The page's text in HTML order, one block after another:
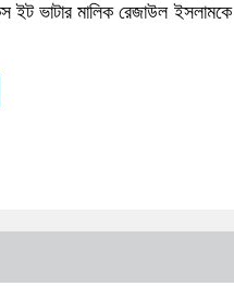
ভাটার মালিক রেজাউল ইসলামকে